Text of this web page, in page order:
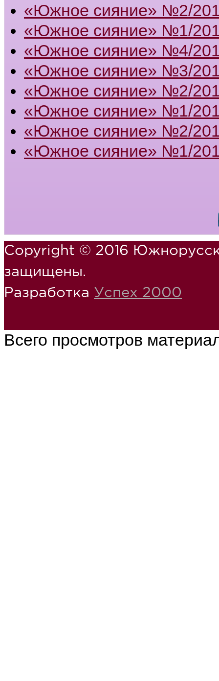
«Южное сияние» №2/
«Южное сияние» №1/
«Южное сияние» №4/
«Южное сияние» №3/
«Южное сияние» №2/
«Южное сияние» №1/
«Южное сияние» №2/
«Южное сияние» №1/
Copyright © 2016
защищены.
Разработка Успех 2000
Всего просмотров